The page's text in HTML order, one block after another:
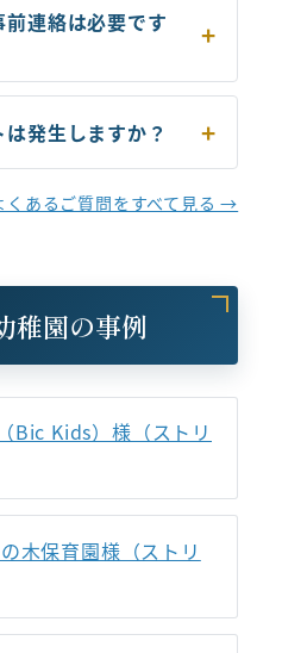
連絡は必要です
発生しますか？
くあるご質問をすべて見る →
稚園の事例
Bic Kids）様（ストリ
木保育園様（ストリ